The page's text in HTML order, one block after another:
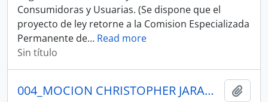
Consumidoras y Usuarias. (Se dispone que el
proyecto de ley retorne a la Comision Especializada
Permanente de… Read more
Sin título
004_MOCION CHRISTOPHER JARAMILLO_26-05-25SESION DEL PLENO N 004 ASAMBLEA NACIONAL 2025-2027